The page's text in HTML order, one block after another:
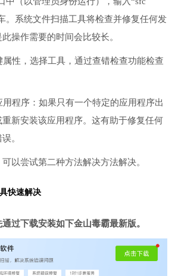
。系统文件扫描工具将检查并修复任何发
操作需要的时间会比较长。
属性，选择工具，通过查错检查功能检查
程序：如果只有一个特定的应用程序出
新安装该应用程序。这有助于修复任何
。
以尝试第二种方法解决方法解决。
快速解决
过下载安装如下金山毒霸最新版。